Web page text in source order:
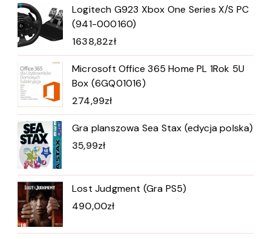
Logitech G923 Xbox One Series X/S PC
(941-000160)
1638,82zł
Microsoft Office 365 Home PL 1Rok 5U
Box (6GQ01016)
274,99zł
Gra planszowa Sea Stax (edycja polska)
35,99zł
Lost Judgment (Gra PS5)
490,00zł